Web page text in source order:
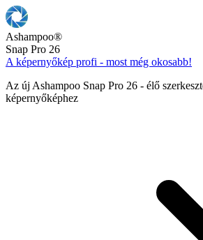
Ashampoo®
Snap Pro 26
A képernyőkép profi - most még okosabb!
Az új Ashampoo Snap Pro 26 - élő
képernyőképhez